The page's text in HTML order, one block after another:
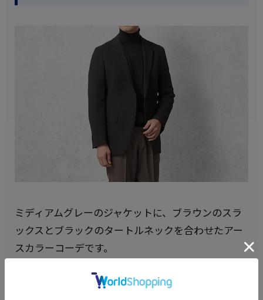
ミディアムグレーのジャケットに、ブラウンのスラ
ックスとブラックのタートルネックを合わせたアー
スカラーコーデです。
グレー・ブラウン・ブラックは互いに調和しやすい
色の組み合わせで、全体に温かみのある秋冬らしい